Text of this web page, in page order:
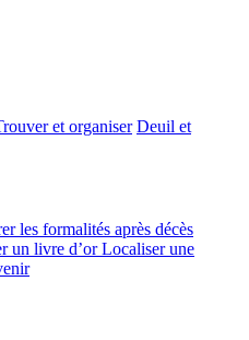
et organiser Deuil et
les formalités après décès
un livre d’orLocaliser une